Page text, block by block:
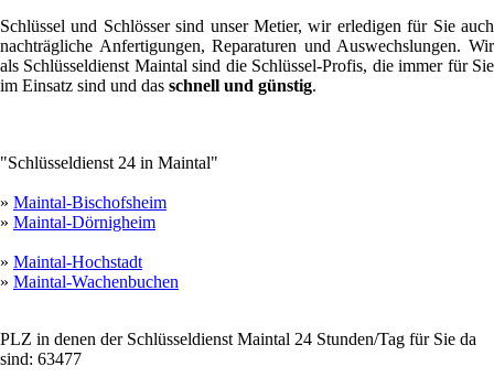
Schlüssel und Schlösser sind unser Metier, wir erledigen für Sie auch
nachträgliche Anfertigungen, Reparaturen und Auswechslungen. Wir
als Schlüsseldienst Maintal sind die Schlüssel-Profis, die immer für Sie
im Einsatz sind und das schnell und günstig.
"Schlüsseldienst 24 in Maintal"
» Maintal-Bischofsheim
» Maintal-Dörnigheim
» Maintal-Hochstadt
» Maintal-Wachenbuchen
PLZ in denen der Schlüsseldienst Maintal 24 Stunden/Tag für Sie da
sind: 63477